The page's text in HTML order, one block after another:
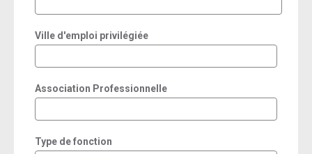
Ville d'emploi privilégiée
Association Professionnelle
Type de fonction